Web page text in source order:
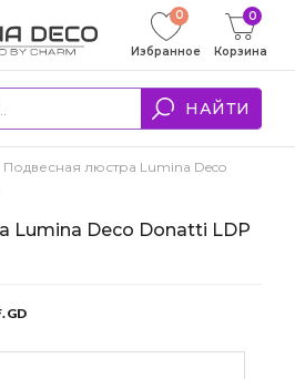
НАЙТИ
0
Избранное Корзина
0
Подвесная люстра Lumina Deco
Lumina Deco Donatti LDP